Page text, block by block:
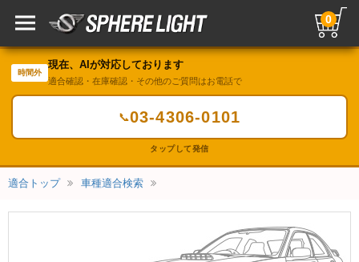
0
時間外
現在、AIが対応しております
適合確認・在庫確認・その他のご質問はお電話で
📞03-4306-0101
タップして発信
適合トップ 車種適合検索